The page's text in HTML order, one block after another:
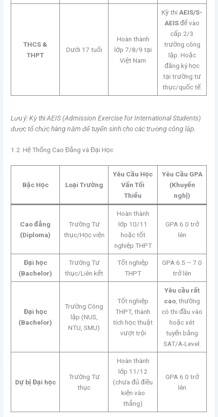
THCS &
THPT
Dưới 17 tuổi
Hoàn thành
lớp 7/8/9 tại
Việt Nam
Kỳ thiAEIS/S-
AEISđể vào
cấp 2/3
trường công
lập. Hoặc
đăng ký học
tại trường tư
thục/quốc tế.
Lưu ý: Kỳ thi AEIS (Admission Exercise for International Students)
được tổ chức hàng năm để tuyển sinh cho các trường công lập.
1.2. Hệ Thống Cao Đẳng và Đại Học
Bậc Học Loại Trường
Yêu Cầu Học
Vấn Tối
Thiểu
Yêu Cầu GPA
(Khuyến
nghị)
Cao đẳng
(Diploma)
Trường Tư
thục/Học viện
Hoàn thành
lớp 10/11
hoặc tốt
nghiệp THPT
GPA 6.0 trở
lên
Đại học
(Bachelor)
Trường Tư
thục/Liên kết
Tốt nghiệp
THPT
GPA 6.5 – 7.0
trở lên
Đại học
(Bachelor)
Trường Công
lập (NUS,
NTU, SMU)
Tốt nghiệp
THPT, thành
tích học thuật
vượt trội
Yêu cầu rất
cao , thường
có thi đầu vào
hoặc xét
tuyển bằng
SAT/A-Level.
Dự bị Đại học
Trường Tư
thục
Hoàn thành
lớp 11/12
(chưa đủ điều
kiện vào
thẳng)
GPA 6.0 trở
lên